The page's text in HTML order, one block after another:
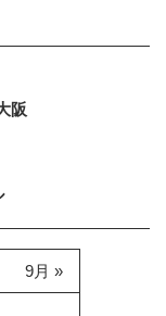
阪
9月 »